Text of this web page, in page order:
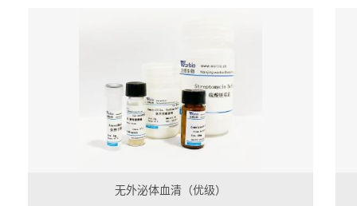
无外泌体血清（优级）